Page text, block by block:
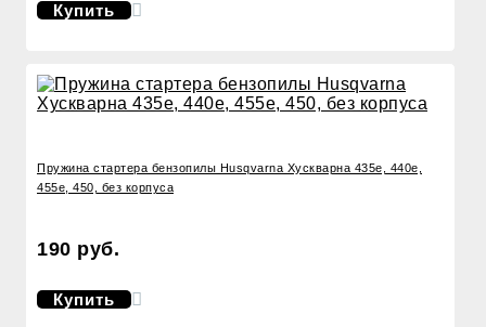
Купить
Пружина стартера бензопилы Husqvarna Хускварна 435e, 440e,
455e, 450, без корпуса
190 руб.
Купить